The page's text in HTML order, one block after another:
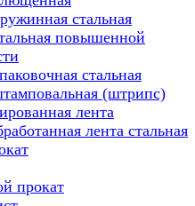
стальная
повышенной
стальная
(штрипс)
лента
лента стальная
прокат